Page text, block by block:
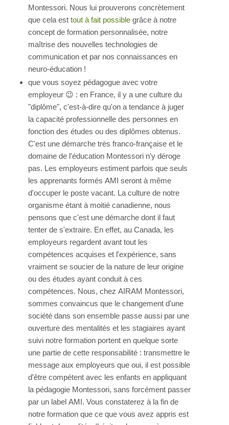
Montessori. Nous lui prouverons concrètement
que cela est tout à fait possible grâce à notre
concept de formation personnalisée, notre
maîtrise des nouvelles technologies de
communication et par nos connaissances en
neuro-éducation !
que vous soyez pédagogue avec votre
employeur 😉 : en France, il y a une culture du
"diplôme", c'est-à-dire qu'on a tendance à juger
la capacité professionnelle des personnes en
fonction des études ou des diplômes obtenus.
C'est une démarche très franco-française et le
domaine de l'éducation Montessori n'y déroge
pas. Les employeurs estiment parfois que seuls
les apprenants formés AMI seront à même
d'occuper le poste vacant. La culture de notre
organisme étant à moitié canadienne, nous
pensons que c'est une démarche dont il faut
tenter de s'extraire. En effet, au Canada, les
employeurs regardent avant tout les
compétences acquises et l'expérience, sans
vraiment se soucier de la nature de leur origine
ou des études ayant conduit à ces
compétences. Nous, chez AIRAM Montessori,
sommes convaincus que le changement d'une
société dans son ensemble passe aussi par une
ouverture des mentalités et les stagiaires ayant
suivi notre formation portent en quelque sorte
une partie de cette responsabilité : transmettre le
message aux employeurs que oui, il est possible
d'être compétent avec les enfants en appliquant
la pédagogie Montessori, sans forcément passer
par un label AMI. Vous constaterez à la fin de
notre formation que ce que vous avez appris est